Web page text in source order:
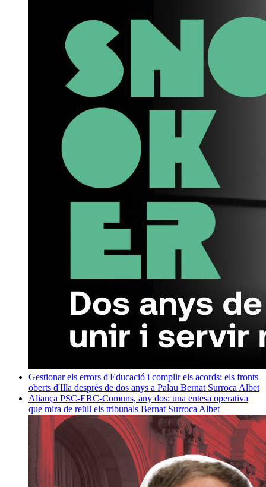
Gestionar els errors d'Educació i complir els acords: els fronts
oberts d'Illa després de dos anys a Palau Bernat Surroca Albet
Aliança PSC-ERC-Comuns, any dos: una entesa operativa
que mira de reüll els tribunals Bernat Surroca Albet